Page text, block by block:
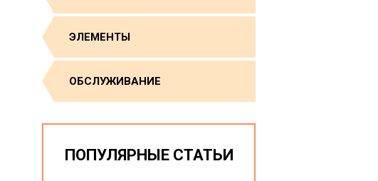
ЭЛЕМЕНТЫ
ОБСЛУЖИВАНИЕ
ПОПУЛЯРНЫЕ СТАТЬИ